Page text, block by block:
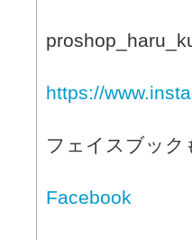
https://
フェイスブッ
Facebook